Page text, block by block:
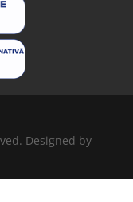
Designed by